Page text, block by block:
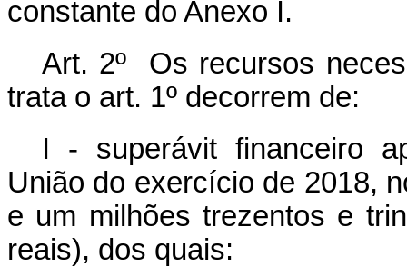
constante do Anexo I.
Art. 2º Os recursos
trata o art. 1º decorrem de:
I - superávit financeiro
União do exercício de 2018,
e um milhões trezentos e
reais), dos quais: